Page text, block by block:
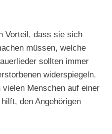
Vorteil, dass sie sich
müssen, welche
sollten immer
widerspiegeln.
Menschen auf einer
den Angehörigen